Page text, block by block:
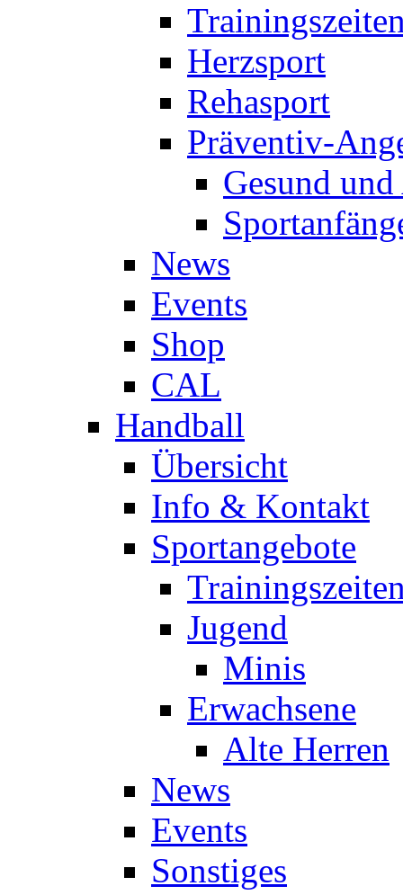
Herzsport
Rehasport
Präventiv-
Gesund
News
Events
Shop
CAL
Handball
Übersicht
Info & Kontakt
Sportangebote
Jugend
Minis
Erwachsene
Alte Herren
News
Events
Sonstiges